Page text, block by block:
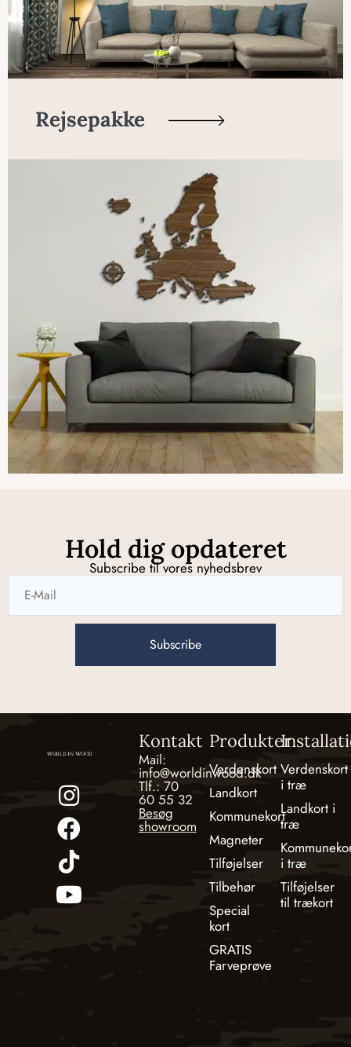
Rejsepakke
Hold dig opdateret
Subscribe til vores nyhedsbrev
Subscribe
Kontakt
Mail:
info@worldinwood.dk
Tlf.: 70
60 55 32
Besøg
showroom
Produkter
Verdenskort
Landkort
Kommunekort
Magneter
Tilføjelser
Tilbehør
Special
kort
GRATIS
Farveprøve
Verdenskort
i træ
Landkort i
træ
i træ
Tilføjelser
til trækort